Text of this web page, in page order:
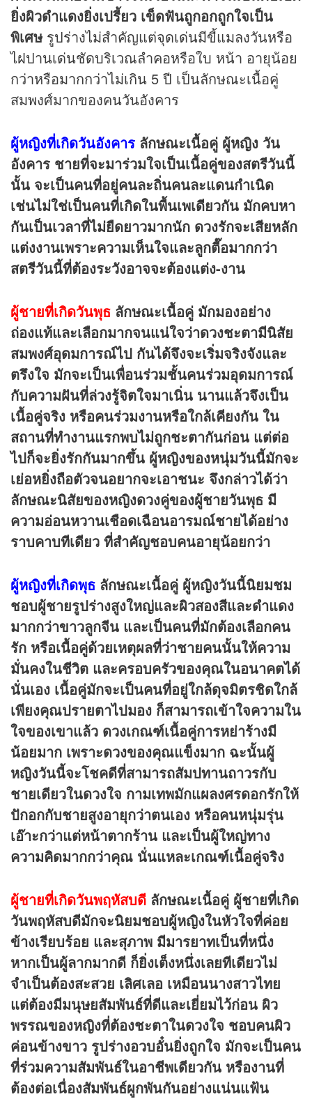
ยิ่งผิวดำแดงยิ่งเปรี้ยว เข็ดฟันถูกอกถูกใจเป็น
พิเศษ รูปร่างไม่สำคัญแต่จุดเด่นมีขี้แมลงวันหรือ
ไฝปานเด่นชัดบริเวณลำคอหรือใบ หน้า อายุน้อย
กว่าหรือมากกว่าไม่เกิน 5 ปี เป็นลักษณะเนื้อคู่
สมพงศ์มากของคนวันอังคาร
ผู้หญิงที่เกิดวันอังคาร ลักษณะเนื้อคู่ ผู้หญิง วัน
อังคาร ชายที่จะมาร่วมใจเป็นเนื้อคู่ของสตรีวันนี้
นั้น จะเป็นคนที่อยู่คนละถิ่นคนละแดนกำเนิด
เช่นไม่ใช่เป็นคนที่เกิดในพื้นเพเดียวกัน มักคบหา
กันเป็นเวลาที่ไม่ยืดยาวมากนัก ดวงรักจะเสียหลัก
แต่งงานเพราะความเห็นใจและลูกตื๊อมากกว่า
สตรีวันนี้ที่ต้องระวังอาจจะต้องแต่ง-งาน
ผู้ชายที่เกิดวันพุธ ลักษณะเนื้อคู่ มักมองอย่าง
ถ่องแท้และเลือกมากจนแน่ใจว่าดวงชะตามีนิสัย
สมพงศ์อุดมการณ์ไป กันได้จึงจะเริ่มจริงจังและ
ตรึงใจ มักจะเป็นเพื่อนร่วมชั้นคนร่วมอุดมการณ์
กับความฝันที่ล่วงรู้จิตใจมาเนิ่น นานแล้วจึงเป็น
เนื้อคู่จริง หรือคนร่วมงานหรือใกล้เคียงกัน ใน
สถานที่ทำงานแรกพบไม่ถูกชะตากันก่อน แต่ต่อ
ไปก็จะยิ่งรักกันมากขึ้น ผู้หญิงของหนุ่มวันนี้มักจะ
เย่อหยิ่งถือตัวจนอยากจะเอาชนะ จึงกล่าวได้ว่า
ลักษณะนิสัยของหญิงดวงคู่ของผู้ชายวันพุธ มี
ความอ่อนหวานเชือดเฉือนอารมณ์ชายได้อย่าง
ราบคาบทีเดียว ที่สำคัญชอบคนอายุน้อยกว่า
ผู้หญิงที่เกิดพุธ ลักษณะเนื้อคู่ ผู้หญิงวันนี้นิยมชม
ชอบผู้ชายรูปร่างสูงใหญ่และผิวสองสีและดำแดง
มากกว่าขาวลูกจีน และเป็นคนที่มักต้องเลือกคน
รัก หรือเนื้อคู่ด้วยเหตุผลที่ว่าชายคนนั้นให้ความ
มั่นคงในชีวิต และครอบครัวของคุณในอนาคตได้
นั่นเอง เนื้อคู่มักจะเป็นคนที่อยู่ใกล้ดุจมิตรชิดใกล้
เพียงคุณปรายตาไปมอง ก็สามารถเข้าใจความใน
ใจของเขาแล้ว ดวงเกณฑ์เนื้อคู่การหย่าร้างมี
น้อยมาก เพราะดวงของคุณแข็งมาก ฉะนั้นผู้
หญิงวันนี้จะโชคดีที่สามารถสัมปทานถาวรกับ
ชายเดียวในดวงใจ กามเทพมักแผลงศรดอกรักให้
ปักอกกับชายสูงอายุกว่าตนเอง หรือคนหนุ่มรุ่น
เอ๊าะกว่าแต่หน้าตากร้าน และเป็นผู้ใหญ่ทาง
ความคิดมากกว่าคุณ นั่นแหละเกณฑ์เนื้อคู่จริง
ผู้ชายที่เกิดวันพฤหัสบดี ลักษณะเนื้อคู่ ผู้ชายที่เกิด
วันพฤหัสบดีมักจะนิยมชอบผู้หญิงในหัวใจที่ค่อย
ข้างเรียบร้อย และสุภาพ มีมารยาทเป็นที่หนึ่ง
หากเป็นผู้ลากมากดี ก็ยิ่งเต็งหนึ่งเลยทีเดียวไม่
จำเป็นต้องสะสวย เลิศเลอ เหมือนนางสาวไทย
แต่ต้องมีมนุษยสัมพันธ์ที่ดีและเยี่ยมไว้ก่อน ผิว
พรรณของหญิงที่ต้องชะตาในดวงใจ ชอบคนผิว
ค่อนข้างขาว รูปร่างอวบอั๋นยิ่งถูกใจ มักจะเป็นคน
ที่ร่วมความสัมพันธ์ในอาชีพเดียวกัน หรืองานที่
ต้องต่อเนื่องสัมพันธ์ผูกพันกันอย่างแน่นแฟ้น